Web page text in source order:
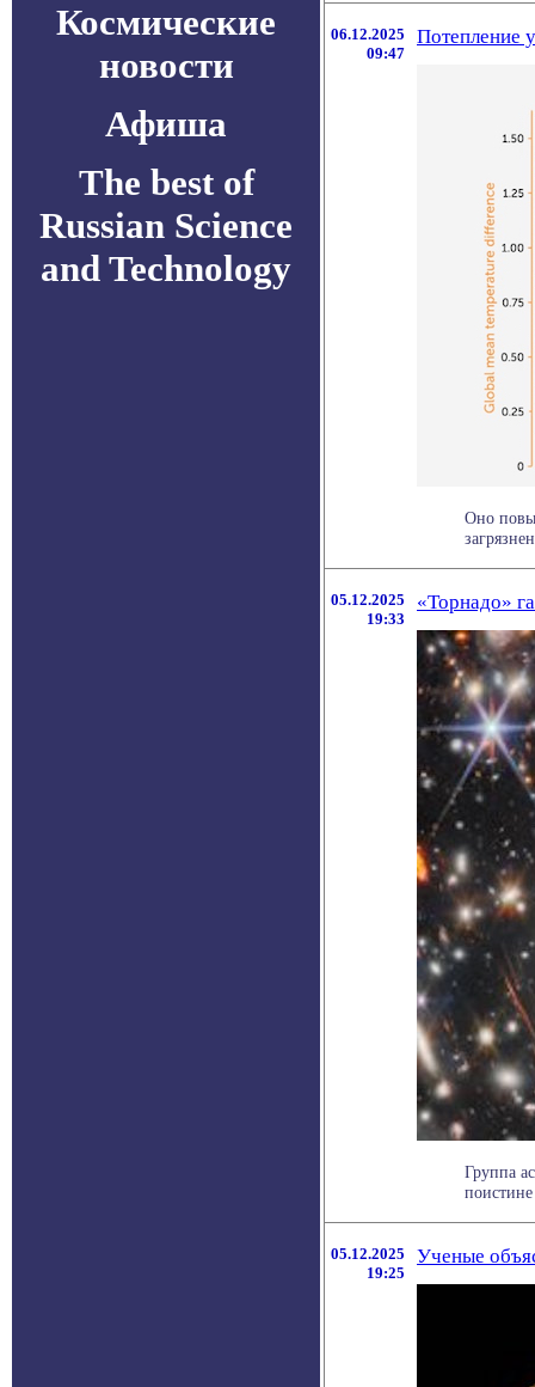
Космические
новости
Афиша
The best of
Russian Science
and Technology
06.12.2025
09:47
Потепление
Оно
05.12.2025
19:33
«Торнадо»
Группа
05.12.2025
19:25
Ученые